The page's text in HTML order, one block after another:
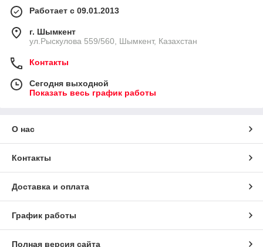
Работает с 09.01.2013
г. Шымкент
ул.Рыскулова 559/560, Шымкент, Казахстан
Контакты
Сегодня выходной
Показать весь график работы
О нас
Контакты
Доставка и оплата
График работы
Полная версия сайта